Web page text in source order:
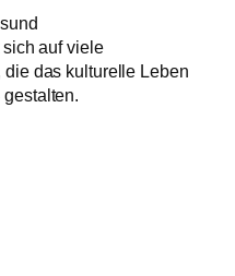
auf viele
das kulturelle Leben